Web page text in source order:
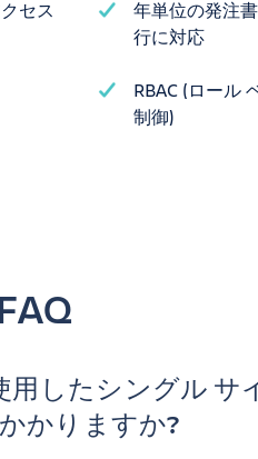
セス
年単位の発注
行に対応
RBAC (ロール
制御)
用したシングル サ
かりますか?